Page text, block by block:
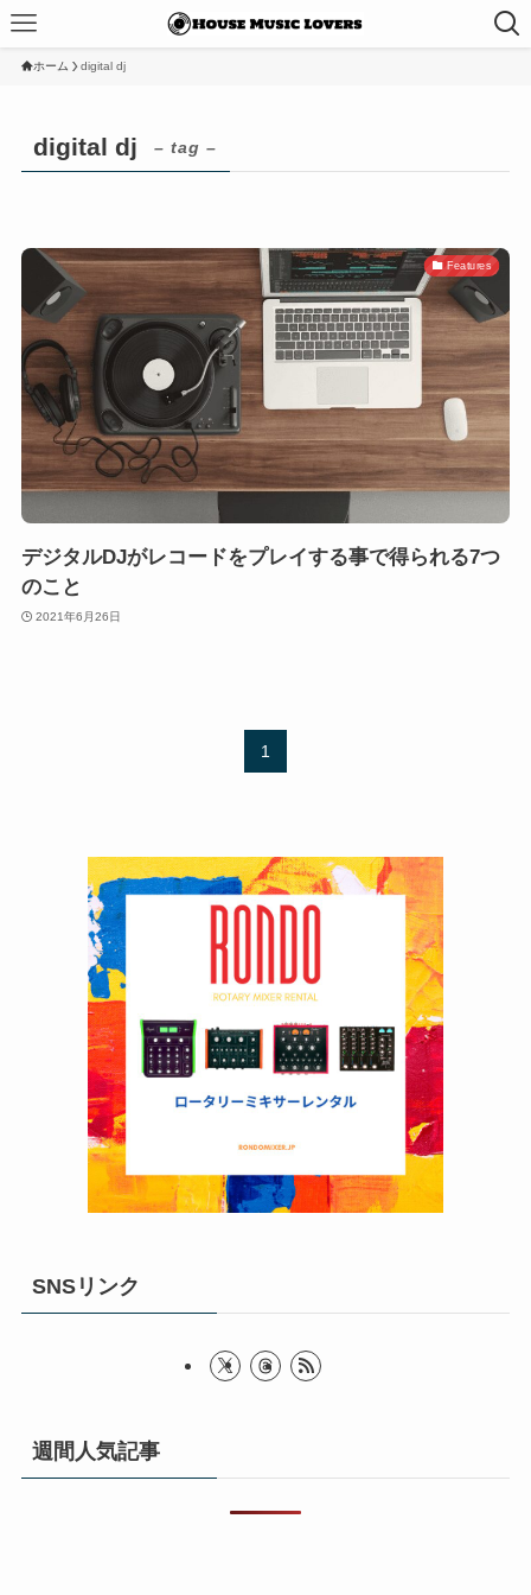
ホーム digital dj
digital dj – tag –
Features
デジタルDJがレコードをプレイする事で得られる7つ
のこと
2021年6月26日
1
SNSリンク
週間人気記事